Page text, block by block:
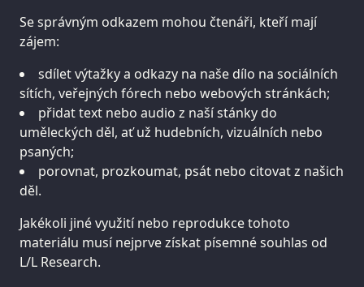
Se správným odkazem mohou čtenáři, kteří mají
zájem:
sdílet výtažky a odkazy na naše dílo na sociálních
sítích, veřejných fórech nebo webových stránkách;
přidat text nebo audio z naší stánky do
uměleckých děl, ať už hudebních, vizuálních nebo
psaných;
porovnat, prozkoumat, psát nebo citovat z našich
děl.
Jakékoli jiné využití nebo reprodukce tohoto
materiálu musí nejprve získat písemné souhlas od
L/L Research.